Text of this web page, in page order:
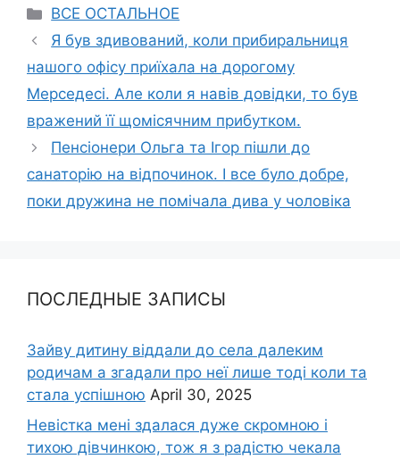
Categories
ВСЕ ОСТАЛЬНОЕ
Я був здивований, коли прибиральниця
нашого офісу приїхала на дорогому
Мерседесі. Але коли я навів довідки, то був
вражений її щомісячним прибутком.
Пенсіонери Ольга та Ігор пішли до
санаторію на відпочинок. І все було добре,
поки дружина не помічала дива у чоловіка
ПОСЛЕДНЫЕ ЗАПИСЫ
Зайву дитину віддали до села далеким
родичам а згадали про неї лише тоді коли та
стала успішною April 30, 2025
Невістка мені здалася дуже скромною і
тихою дівчинкою, тож я з радістю чекала